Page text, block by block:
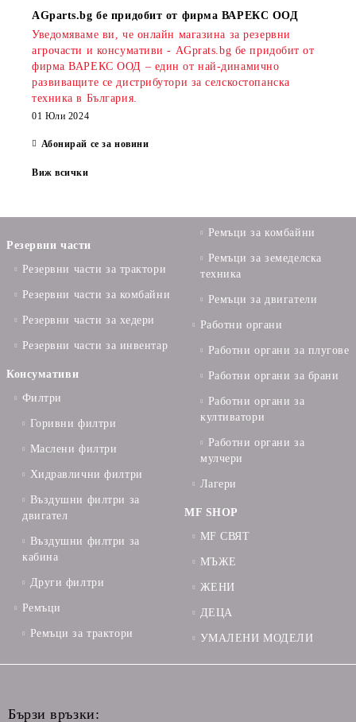
AGparts.bg бе придобит от фирма ВАРЕКС ООД
Уведомяваме ви, че онлайн магазина за резервни
агрочасти и консумативи - AGprats.bg бе придобит от
фирма ВАРЕКС ООД – един от най-динамично
развиващите се дистрибутори за селскостопанска
техника в България.
01 Юли 2024
Абонирай се за новини
Виж всички
Резервни части
Резервни части за трактори
Резервни части за комбайни
Резервни части за хедери
Резервни части за инвентар
Консумативи
Филтри
Горивни филтри
Маслени филтри
Хидравлични филтри
Въздушни филтри за
двигател
Въздушни филтри за
кабина
Други филтри
Ремъци
Ремъци за трактори
Ремъци за комбайни
Ремъци за земеделска
техника
Ремъци за двигатели
Работни органи
Работни органи за плугове
Работни органи за брани
Работни органи за
култиватори
Работни органи за
мулчери
Лагери
MF SHOP
MF СВЯТ
МЪЖЕ
ЖЕНИ
ДЕЦА
УМАЛЕНИ МОДЕЛИ
Бързи връзки: